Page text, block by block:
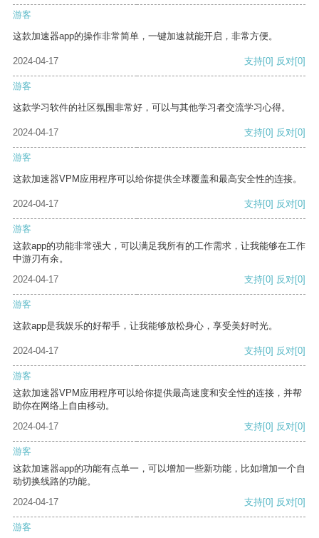
游客
这款加速器app的操作非常简单，一键加速就能开启，非常方便。
2024-04-17 支持[0] 反对[0]
游客
这款学习软件的社区氛围非常好，可以与其他学习者交流学习心得。
2024-04-17 支持[0] 反对[0]
游客
这款加速器VPM应用程序可以给你提供全球覆盖和最高安全性的连接。
2024-04-17 支持[0] 反对[0]
游客
这款app的功能非常强大，可以满足我所有的工作需求，让我能够在工作
中游刃有余。
2024-04-17
支持[0] 反对[0]
游客
这款app是我娱乐的好帮手，让我能够放松身心，享受美好时光。
2024-04-17 支持[0] 反对[0]
游客
这款加速器VPM应用程序可以给你提供最高速度和安全性的连接，并帮
助你在网络上自由移动。
2024-04-17
支持[0] 反对[0]
游客
这款加速器app的功能有点单一，可以增加一些新功能，比如增加一个自
动切换线路的功能。
2024-04-17
支持[0] 反对[0]
游客